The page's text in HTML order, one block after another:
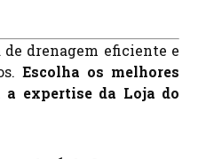
drenagem eficiente e
Escolha os melhores
a expertise da Loja do